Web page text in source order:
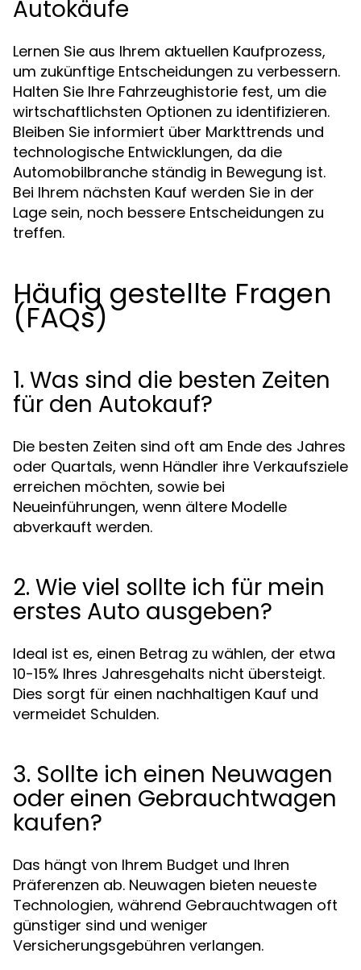
Autokäufe
Lernen Sie aus Ihrem aktuellen Kaufprozess,
um zukünftige Entscheidungen zu verbessern.
Halten Sie Ihre Fahrzeughistorie fest, um die
wirtschaftlichsten Optionen zu identifizieren.
Bleiben Sie informiert über Markttrends und
technologische Entwicklungen, da die
Automobilbranche ständig in Bewegung ist.
Bei Ihrem nächsten Kauf werden Sie in der
Lage sein, noch bessere Entscheidungen zu
treffen.
Häufig gestellte Fragen
(FAQs)
1. Was sind die besten Zeiten
für den Autokauf?
Die besten Zeiten sind oft am Ende des Jahres
oder Quartals, wenn Händler ihre Verkaufsziele
erreichen möchten, sowie bei
Neueinführungen, wenn ältere Modelle
abverkauft werden.
2. Wie viel sollte ich für mein
erstes Auto ausgeben?
Ideal ist es, einen Betrag zu wählen, der etwa
10-15% Ihres Jahresgehalts nicht übersteigt.
Dies sorgt für einen nachhaltigen Kauf und
vermeidet Schulden.
3. Sollte ich einen Neuwagen
oder einen Gebrauchtwagen
kaufen?
Das hängt von Ihrem Budget und Ihren
Präferenzen ab. Neuwagen bieten neueste
Technologien, während Gebrauchtwagen oft
günstiger sind und weniger
Versicherungsgebühren verlangen.